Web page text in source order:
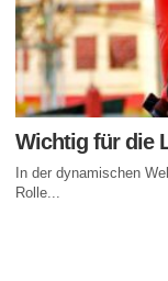
Wichtig für die
In der dynamischen
Rolle...